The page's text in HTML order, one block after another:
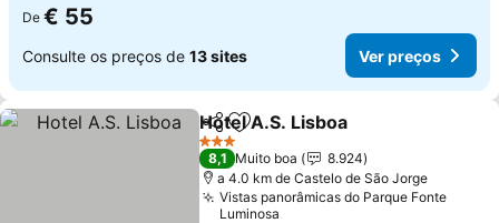
De € 55
Consulte os preços de 13 sites Ver preços
PartilharAdicionar aos favoritos
Hotel A.S. Lisboa
3 Estrelas
8,1 Muito boa
8.924
a 4.0 km de Castelo de São Jorge
Vistas panorâmicas do Parque Fonte
Luminosa